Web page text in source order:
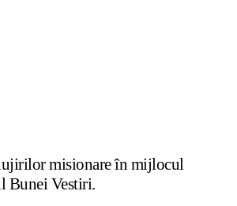
misionare în mijlocul
Bunei Vestiri.